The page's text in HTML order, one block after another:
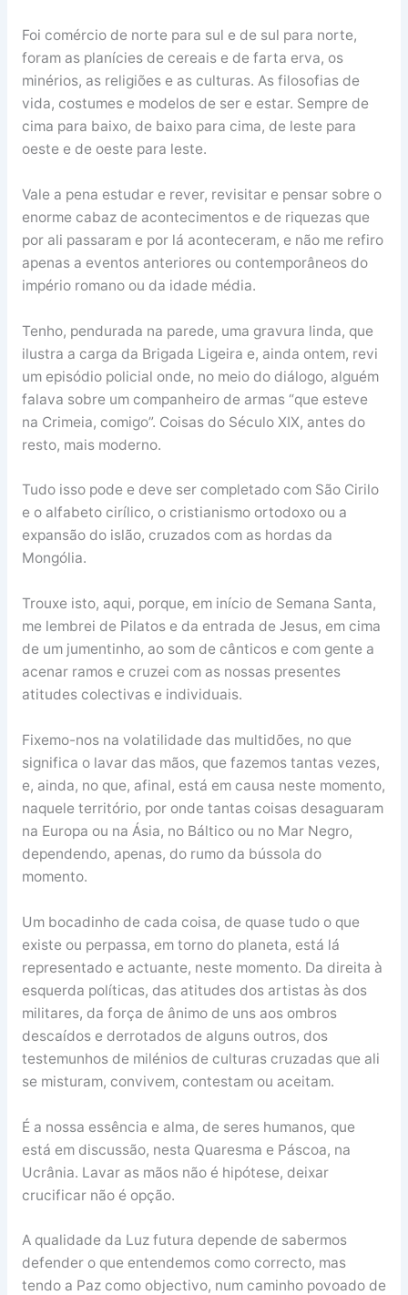
Foi comércio de norte para sul e de sul para norte,
foram as planícies de cereais e de farta erva, os
minérios, as religiões e as culturas. As filosofias de
vida, costumes e modelos de ser e estar. Sempre de
cima para baixo, de baixo para cima, de leste para
oeste e de oeste para leste.
Vale a pena estudar e rever, revisitar e pensar sobre o
enorme cabaz de acontecimentos e de riquezas que
por ali passaram e por lá aconteceram, e não me refiro
apenas a eventos anteriores ou contemporâneos do
império romano ou da idade média.
Tenho, pendurada na parede, uma gravura linda, que
ilustra a carga da Brigada Ligeira e, ainda ontem, revi
um episódio policial onde, no meio do diálogo, alguém
falava sobre um companheiro de armas “que esteve
na Crimeia, comigo”. Coisas do Século XIX, antes do
resto, mais moderno.
Tudo isso pode e deve ser completado com São Cirilo
e o alfabeto cirílico, o cristianismo ortodoxo ou a
expansão do islão, cruzados com as hordas da
Mongólia.
Trouxe isto, aqui, porque, em início de Semana Santa,
me lembrei de Pilatos e da entrada de Jesus, em cima
de um jumentinho, ao som de cânticos e com gente a
acenar ramos e cruzei com as nossas presentes
atitudes colectivas e individuais.
Fixemo-nos na volatilidade das multidões, no que
significa o lavar das mãos, que fazemos tantas vezes,
e, ainda, no que, afinal, está em causa neste momento,
naquele território, por onde tantas coisas desaguaram
na Europa ou na Ásia, no Báltico ou no Mar Negro,
dependendo, apenas, do rumo da bússola do
momento.
Um bocadinho de cada coisa, de quase tudo o que
existe ou perpassa, em torno do planeta, está lá
representado e actuante, neste momento. Da direita à
esquerda políticas, das atitudes dos artistas às dos
militares, da força de ânimo de uns aos ombros
descaídos e derrotados de alguns outros, dos
testemunhos de milénios de culturas cruzadas que ali
se misturam, convivem, contestam ou aceitam.
É a nossa essência e alma, de seres humanos, que
está em discussão, nesta Quaresma e Páscoa, na
Ucrânia. Lavar as mãos não é hipótese, deixar
crucificar não é opção.
A qualidade da Luz futura depende de sabermos
defender o que entendemos como correcto, mas
tendo a Paz como objectivo, num caminho povoado de